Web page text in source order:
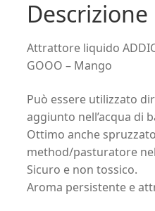
GOOO
Mango
quantità
Descrizione
Attrattore liquido
GOOO – Mango
Può essere utilizzato
aggiunto nell’acqua di
Ottimo anche
method/pasturatore
Sicuro e non tossico.
Aroma persistente e